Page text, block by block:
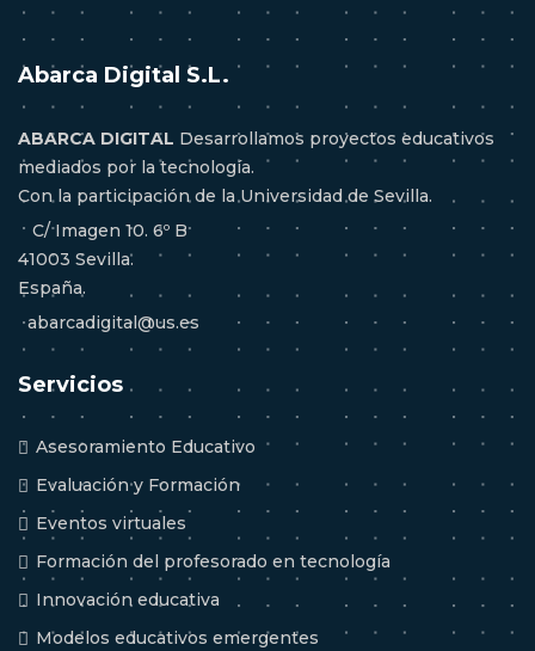
Abarca Digital S.L.
ABARCA DIGITAL Desarrollamos proyectos educativos
mediados por la tecnología.
Con la participación de la Universidad de Sevilla.
C/ Imagen 10. 6º B
41003 Sevilla.
España.
abarcadigital@us.es
Servicios
Asesoramiento Educativo
Evaluación y Formación
Eventos virtuales
Formación del profesorado en tecnología
Innovación educativa
Modelos educativos emergentes